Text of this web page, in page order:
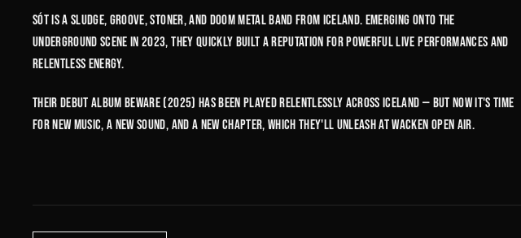
SÓT is a sludge, groove, stoner, and doom metal band from Iceland. Emerging onto the
underground scene in 2023, they quickly built a reputation for powerful live performances and
relentless energy.
Their debut album Beware (2025) has been played relentlessly across Iceland — but now it's time
for new music, a new sound, and a new chapter, which they'll unleash at Wacken Open Air.